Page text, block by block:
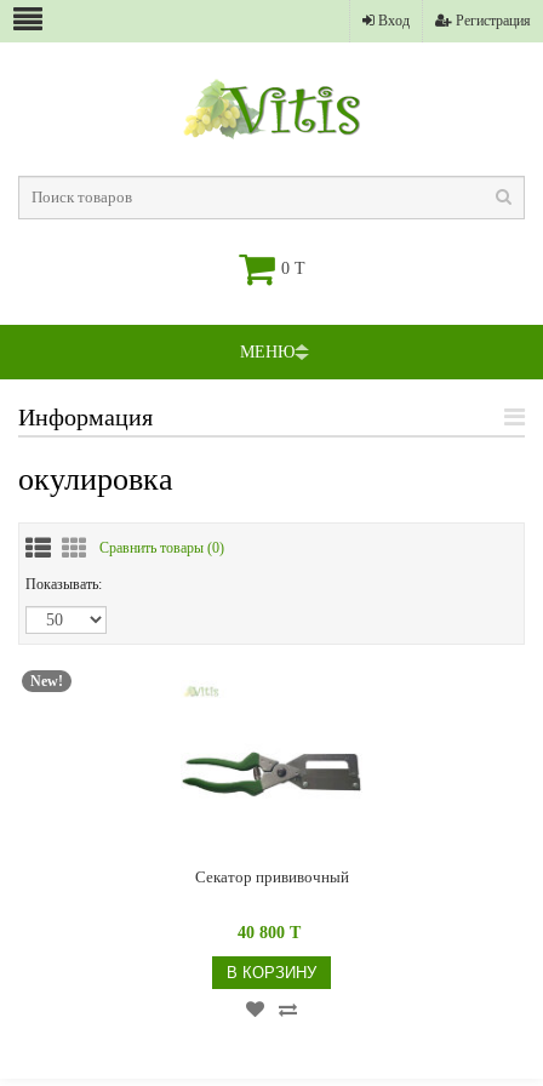
Вход Регистрация
0 T
МЕНЮ
Информация
окулировка
Сравнить товары (0)
Показывать:
New!
Секатор прививочный
40 800 T
В КОРЗИНУ